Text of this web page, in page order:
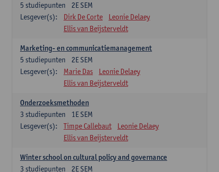
2E SEM
5 studiepunten
Lesgever(s):
Dirk De Corte
Leonie Delaey
Ellis van Beijsterveldt
Marketing- en communicatiemanagement
2E SEM
5 studiepunten
Lesgever(s):
Marie Das
Leonie Delaey
Ellis van Beijsterveldt
Onderzoeksmethoden
1E SEM
3 studiepunten
Lesgever(s):
Timpe Callebaut
Leonie Delaey
Ellis van Beijsterveldt
Winter school on cultural policy and governance
2E SEM
3 studiepunten